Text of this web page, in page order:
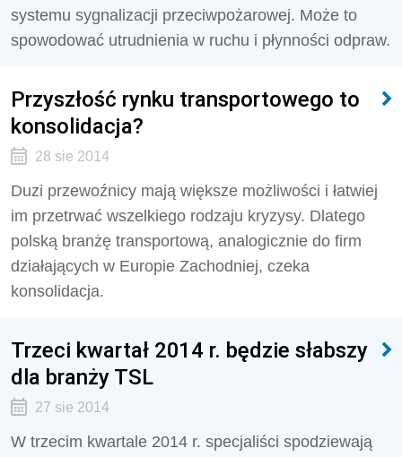
systemu sygnalizacji przeciwpożarowej. Może to
spowodować utrudnienia w ruchu i płynności odpraw.
Przyszłość rynku transportowego to
konsolidacja?
28 sie 2014
Duzi przewoźnicy mają większe możliwości i łatwiej
im przetrwać wszelkiego rodzaju kryzysy. Dlatego
polską branżę transportową, analogicznie do firm
działających w Europie Zachodniej, czeka
konsolidacja.
Trzeci kwartał 2014 r. będzie słabszy
dla branży TSL
27 sie 2014
W trzecim kwartale 2014 r. specjaliści spodziewają